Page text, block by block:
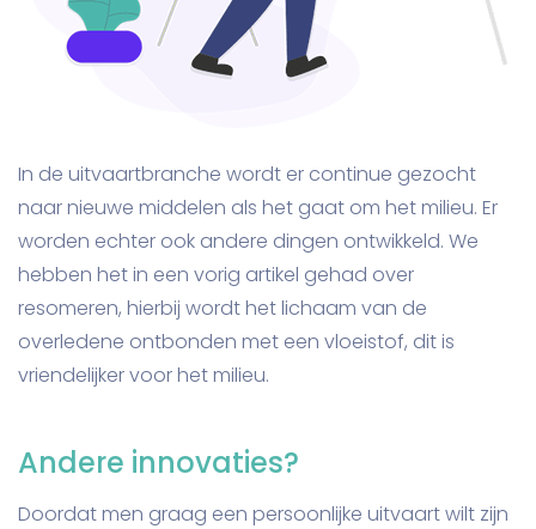
In de uitvaartbranche wordt er continue gezocht
naar nieuwe middelen als het gaat om het milieu. Er
worden echter ook andere dingen ontwikkeld. We
hebben het in een vorig artikel gehad over
resomeren, hierbij wordt het lichaam van de
overledene ontbonden met een vloeistof, dit is
vriendelijker voor het milieu.
Andere innovaties?
Doordat men graag een persoonlijke uitvaart wilt zijn